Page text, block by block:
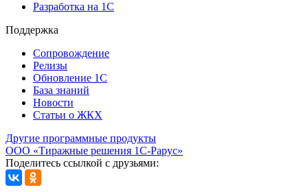
Разработка на 1С
Поддержка
Сопровождение
Релизы
Обновление 1С
База знаний
Новости
Статьи о ЖКХ
Другие программные продукты
ООО «Тиражные решения 1С-Рарус»
Поделитесь ссылкой с друзьями: